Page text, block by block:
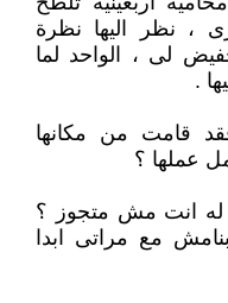
، نظر اليها نظرة
لى ، الواحد لما
.
قامت من مكانها
عملها ؟
انت مش متجوز ؟
مع مراتى ابدا